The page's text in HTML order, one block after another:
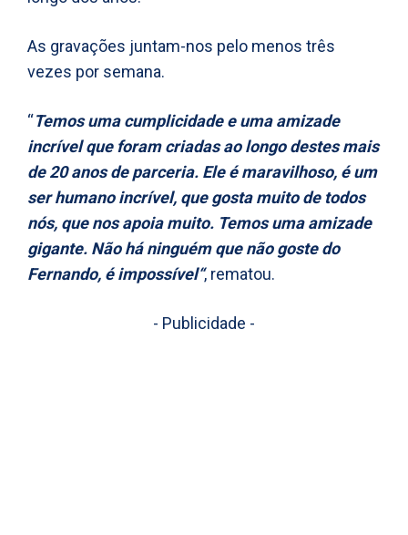
As gravações juntam-nos pelo menos três
vezes por semana.
“Temos uma cumplicidade e uma amizade
incrível que foram criadas ao longo destes mais
de 20 anos de parceria. Ele é maravilhoso, é um
ser humano incrível, que gosta muito de todos
nós, que nos apoia muito. Temos uma amizade
gigante. Não há ninguém que não goste do
Fernando, é impossível“, rematou.
- Publicidade -